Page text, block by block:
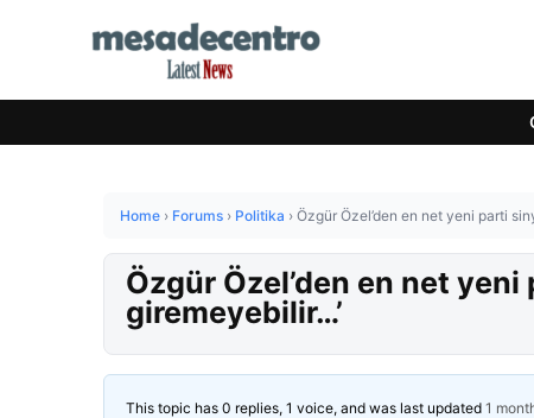
Home › Forums › Politika › Özgür Özel’den en net yeni parti
Özgür Özel’den en net
giremeyebilir…’
This topic has 0 replies, 1 voice, and was last updated 1